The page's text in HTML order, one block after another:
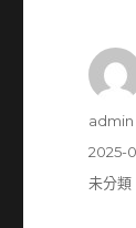
作
admin
發
佈
2025-
分
未分類